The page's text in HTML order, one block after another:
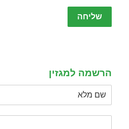
Please
leave
הרשמה למגזין